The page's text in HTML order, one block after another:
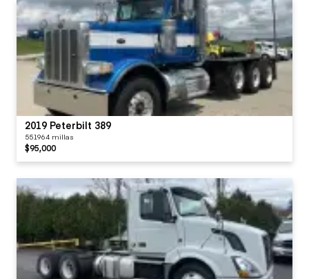
2019 Peterbilt 389
551964 millas
$95,000